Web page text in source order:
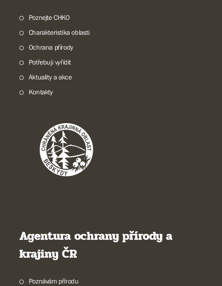
Poznejte CHKO
Charakteristika oblasti
Ochrana přírody
Potřebuji vyřídit
Aktuality a akce
Kontakty
Agentura ochrany přírody a
krajiny ČR
Poznávám přírodu